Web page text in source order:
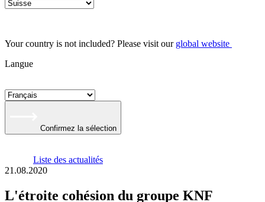
Your country is not included? Please visit our global website
Langue
Confirmez la sélection
Liste des actualités
21.08.2020
L'étroite cohésion du groupe KNF